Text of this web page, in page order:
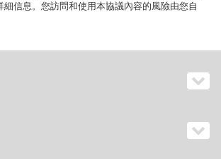
細信息。您訪問和使用本協議內容的風險由您自